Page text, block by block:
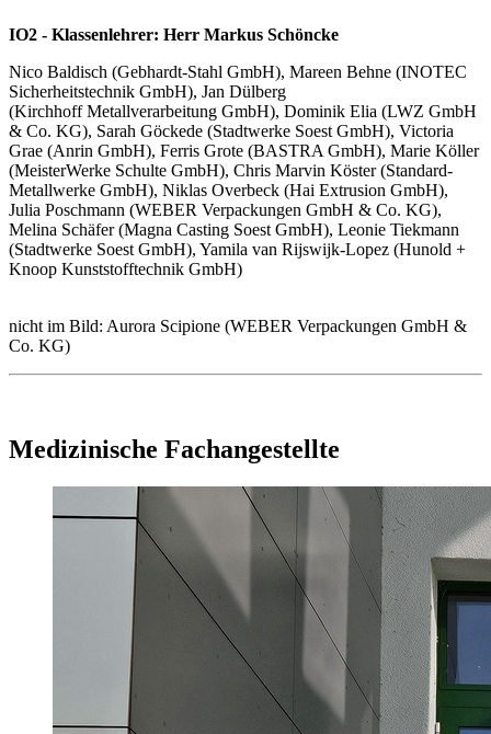
IO2 - Klassenlehrer: Herr Markus Schöncke
Nico Baldisch (Gebhardt-Stahl GmbH), Mareen Behne (INOTEC
Sicherheitstechnik GmbH), Jan Dülberg
(Kirchhoff Metallverarbeitung GmbH), Dominik Elia (LWZ GmbH
& Co. KG), Sarah Göckede (Stadtwerke Soest GmbH), Victoria
Grae (Anrin GmbH), Ferris Grote (BASTRA GmbH), Marie Köller
(MeisterWerke Schulte GmbH), Chris Marvin Köster (Standard-
Metallwerke GmbH), Niklas Overbeck (Hai Extrusion GmbH),
Julia Poschmann (WEBER Verpackungen GmbH & Co. KG),
Melina Schäfer (Magna Casting Soest GmbH), Leonie Tiekmann
(Stadtwerke Soest GmbH), Yamila van Rijswijk-Lopez (Hunold +
Knoop Kunststofftechnik GmbH)
nicht im Bild: Aurora Scipione (WEBER Verpackungen GmbH &
Co. KG)
Medizinische Fachangestellte